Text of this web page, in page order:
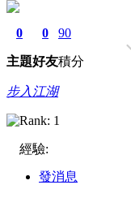
0
主題
0
好友
90
積分
步入江湖
經驗:
發消息